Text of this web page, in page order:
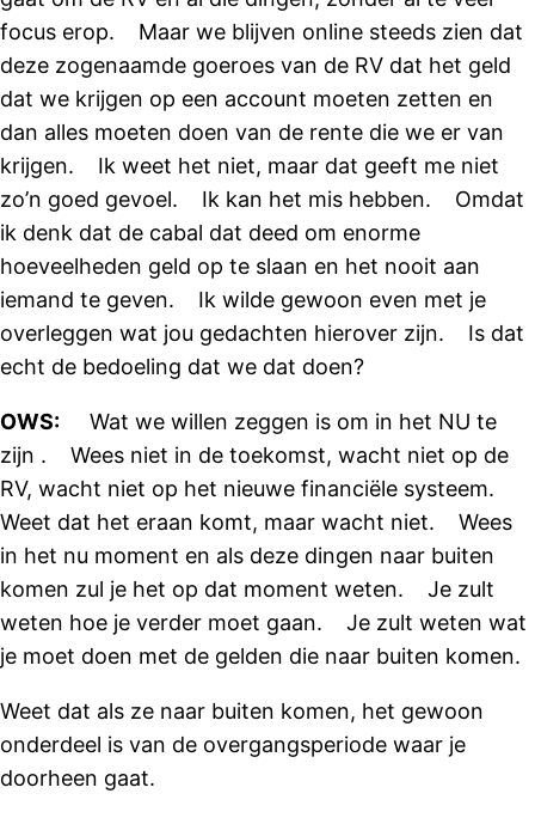
focus erop. Maar we blijven online steeds zien dat
deze zogenaamde goeroes van de RV dat het geld
dat we krijgen op een account moeten zetten en
dan alles moeten doen van de rente die we er van
krijgen. Ik weet het niet, maar dat geeft me niet
zo’n goed gevoel. Ik kan het mis hebben. Omdat
ik denk dat de cabal dat deed om enorme
hoeveelheden geld op te slaan en het nooit aan
iemand te geven. Ik wilde gewoon even met je
overleggen wat jou gedachten hierover zijn. Is dat
echt de bedoeling dat we dat doen?
OWS: Wat we willen zeggen is om in het NU te
zijn . Wees niet in de toekomst, wacht niet op de
RV, wacht niet op het nieuwe financiële systeem.
Weet dat het eraan komt, maar wacht niet. Wees
in het nu moment en als deze dingen naar buiten
komen zul je het op dat moment weten. Je zult
weten hoe je verder moet gaan. Je zult weten wat
je moet doen met de gelden die naar buiten komen.
Weet dat als ze naar buiten komen, het gewoon
onderdeel is van de overgangsperiode waar je
doorheen gaat.